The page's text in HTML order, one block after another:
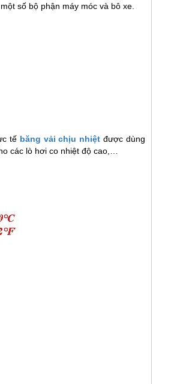
số bộ phận máy móc và bô xe.
tế băng vải chịu nhiệtđược dùng
các lò hơi co nhiệt độ cao,…